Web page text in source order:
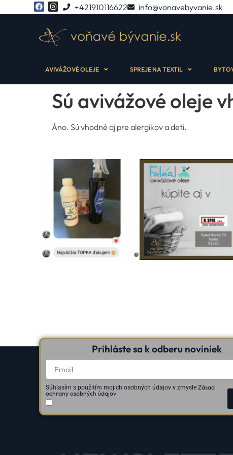
+421910116622 info@vonavebyvanie.sk
AVIVÁŽOVÉ OLEJE SPREJE NA TEXTIL
Sú avivážové oleje
Áno. Sú vhodné aj pre alergikov a deti.
Prihláste sa k odberu noviniek
Súhlasím s použitím mojich osobných údajov v zmysleZásad
ochrany osobných údajov